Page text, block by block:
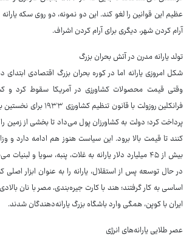
عظیم این قوانین را لغو کند. این دو نمونه، دو روی سکه
آرام کردن شهر، دیگری برای آرام کردن اشراف.
تولد یارانه مدرن در آتش بحران بزرگ
وقتی قیمت محصولات کشاورزی در آمریکا سقوط کرد و
فرانکلین روزولت با قانون
پرداخت کرد؛ دولت به کشاورزان پول می‌داد تا بخشی از زمین
کنند تا قیمت بالا برود. این سیاست هنوز هم ادامه دارد و
بیش از ۴۵ میلیارد دلار یارانه به غلات، پنبه، سویا و
در حال توسعه پس از استقلال، یارانه را به عنوان ابزار اصلی
اساسی به کار گرفتند؛ هند با کارت جیره‌بندی، مصر با نان
ایران با کوپن، همگی وارد باشگاه بزرگ یارانه‌دهندگان شدند.
عصر طلایی یارانه‌های انرژی